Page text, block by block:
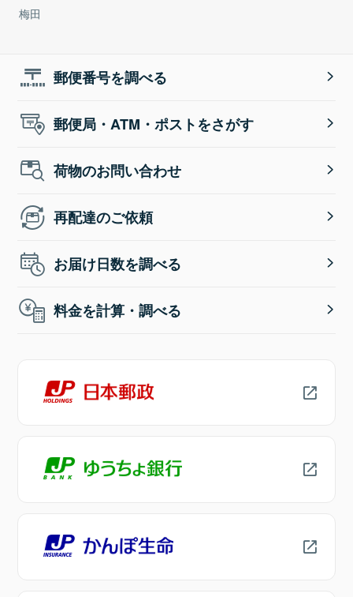
梅田
郵便番号を調べる
郵便局・ATM・ポストをさがす
荷物のお問い合わせ
再配達のご依頼
お届け日数を調べる
料金を計算・調べる